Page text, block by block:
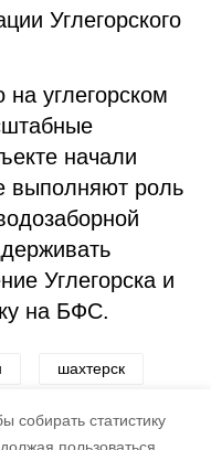
собирать статистику
Углегорского
на углегорском
начали
выполняют роль
Углегорска и
на БФС.
шахтерск